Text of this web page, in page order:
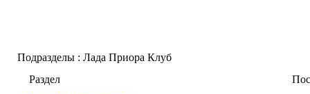
Подразделы : Лада Приора Клуб
Раздел